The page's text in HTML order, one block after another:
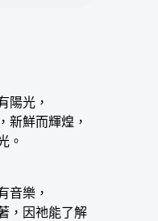
陽光，
新鮮而輝煌，
。
音樂，
，因祂能了解